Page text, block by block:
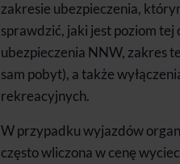
zakresie ubezpieczenia,
sprawdzić, jaki jest poziom tej
ubezpieczenia NNW, zakres
sam pobyt), a także
rekreacyjnych.
W przypadku wyjazdów
często wliczona w cenę